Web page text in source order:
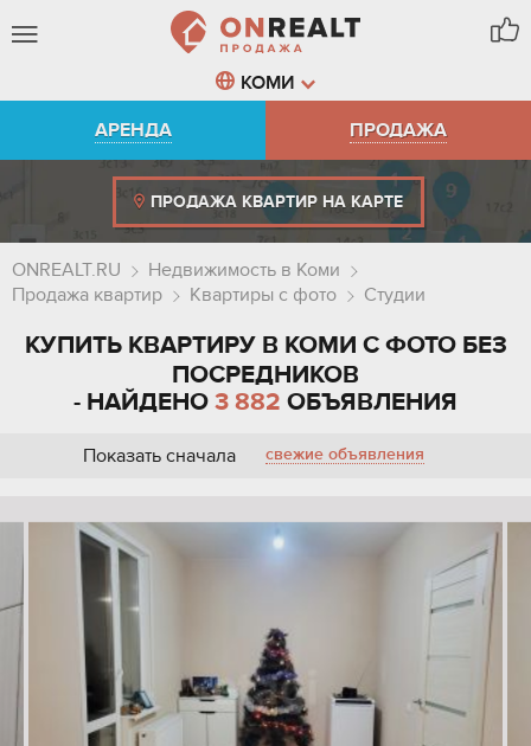
КОМИ
АРЕНДА
ПРОДАЖА
ПРОДАЖА КВАРТИР НА КАРТЕ
ONREALT.RU
Недвижимость в Коми
Продажа квартир
Квартиры с фото Студии
КУПИТЬ КВАРТИРУ В КОМИ С ФОТО БЕЗ
ПОСРЕДНИКОВ
- НАЙДЕНО 3 882 ОБЪЯВЛЕНИЯ
Показать сначала свежие объявления